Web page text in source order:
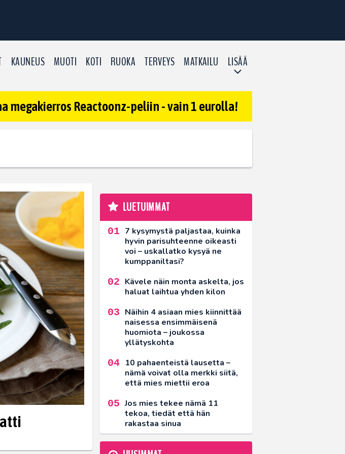
KAUNEUS MUOTI KOTI RUOKA TERVEYS MATKAILU LISÄÄ
megakierros Reactoonz-peliin - vain 1 eurolla!
LUETUIMMAT
7 kysymystä paljastaa, kuinka
hyvin parisuhteenne oikeasti
voi – uskallatko kysyä ne
kumppaniltasi?
Kävele näin monta askelta, jos
haluat laihtua yhden kilon
Näihin 4 asiaan mies kiinnittää
naisessa ensimmäisenä
huomiota – joukossa
yllätyskohta
10 pahaenteistä lausetta –
nämä voivat olla merkki siitä,
että mies miettii eroa
Jos mies tekee nämä 11
tekoa, tiedät että hän
rakastaa sinua